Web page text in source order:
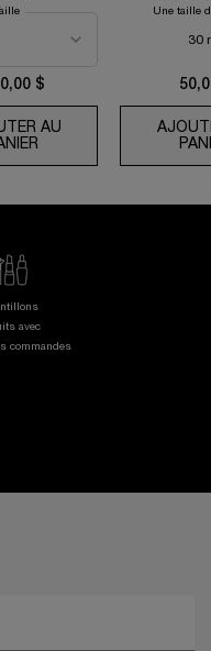
$
AU
CRÈME FONDANTE
Une taille
30
avec
commandes